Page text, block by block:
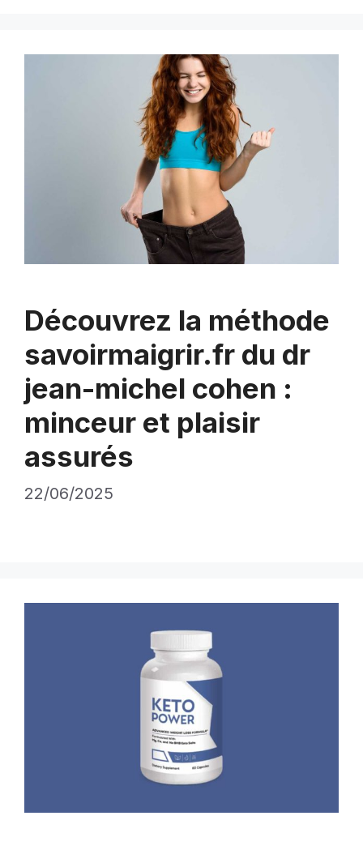
Découvrez la méthode
savoirmaigrir.fr du dr
jean-michel cohen :
minceur et plaisir
assurés
22/06/2025